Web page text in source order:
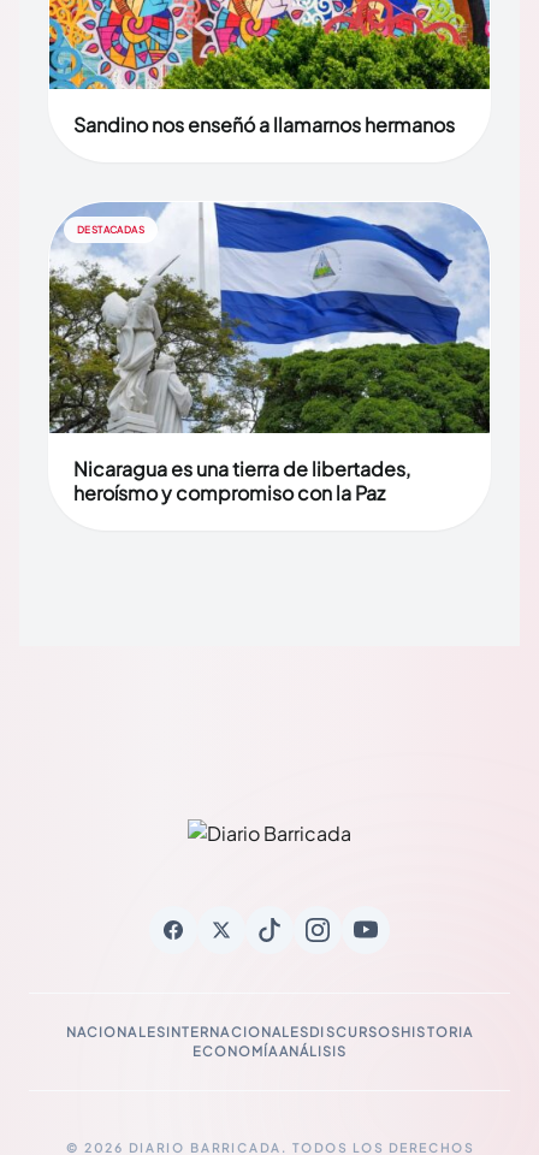
Sandino nos enseñó a llamarnos hermanos
DESTACADAS
Nicaragua es una tierra de libertades,
heroísmo y compromiso con la Paz
NACIONALESINTERNACIONALESDISCURSOSHISTORIA
ECONOMÍAANÁLISIS
© 2026 DIARIO BARRICADA. TODOS LOS DERECHOS